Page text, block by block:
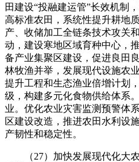
田建设“投融建运管”长效机制
高标准农田，系统性提升耕地
产、收储加工全链条技术攻关
动，建设寒地区域育种中心，
备产业集聚区建设，促进良田
林牧渔并举，发展现代设施农
提升工程和生态渔业倍增计划
级，构建多元化食物供给体系
业。优化农业灾害监测预警体
区建设改造，推进农田水利设
产韧性和稳定性。
（27）加快发展现代化大农